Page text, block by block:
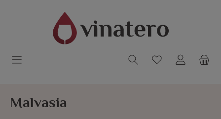
Malvasia